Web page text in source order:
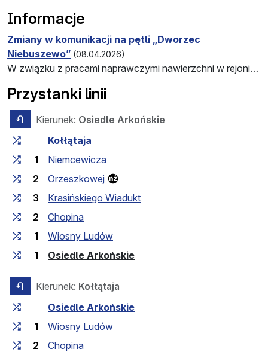
Informacje
Zmiany w komunikacji na pętli „Dworzec
Niebuszewo” (08.04.2026)
W związku z pracami naprawczymi nawierzchni w rejonie pętli „Dworzec Niebuszewo” z dniem 11.04.2026 wprowadzone zostaną zmiany w kursowaniu linii 2, 11, 51, 78, 87, 92 i 99.
Przystanki linii
przeciwny kierunek
Kierunek: Osiedle Arkońskie
Czas przejazdu między przystankami
Kołłątaja
1
Niemcewicza
2
Orzeszkowej
3
Krasińskiego Wiadukt
2
Chopina
1
Wiosny Ludów
1
Osiedle Arkońskie(przystanek końcowy)
przeciwny kierunek
Kierunek: Kołłątaja
Czas przejazdu między przystankami
Osiedle Arkońskie
1
Wiosny Ludów
2
Chopina